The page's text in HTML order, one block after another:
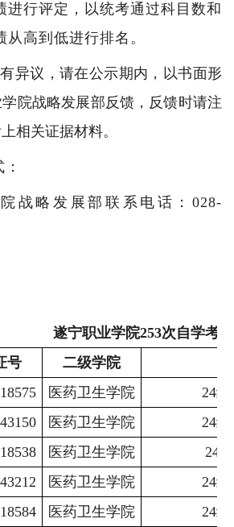
进行评定 ， 以统考通过科目数和
高到低进行排名。
异议，请在公示期内，以书面形
院战略发展部反馈 ， 反馈时请注
相关证据材料。
：
战略发展部联系 电话： 028-
遂宁职业学院253次自学考
号 二级学院
医药卫生学院
24
医药卫生学院
24
医药卫生学院
24
医药卫生学院
24
医药卫生学院
24